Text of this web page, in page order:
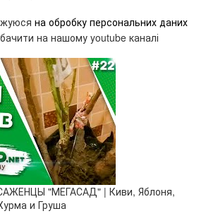
на обробку персональних даних
на нашому youtube каналі
"МЕГАСАД" | Киви, Яблоня,
и Груша